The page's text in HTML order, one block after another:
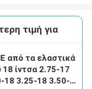
τιμή για
από τα ελαστικά
18 ίντσα 2.75-17
18 3.25-18 3.50-